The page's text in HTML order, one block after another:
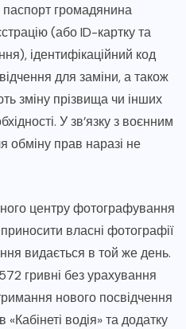
паспорт громадянина
(або ID-картку та
ідентифікаційний код
для заміни, а також
зміну прізвища чи інших
У зв’язку з воєнним
обміну прав наразі не
центру фотографування
власні фотографії
видається в той же день.
гривні без урахування
нового посвідчення
водія» та додатку